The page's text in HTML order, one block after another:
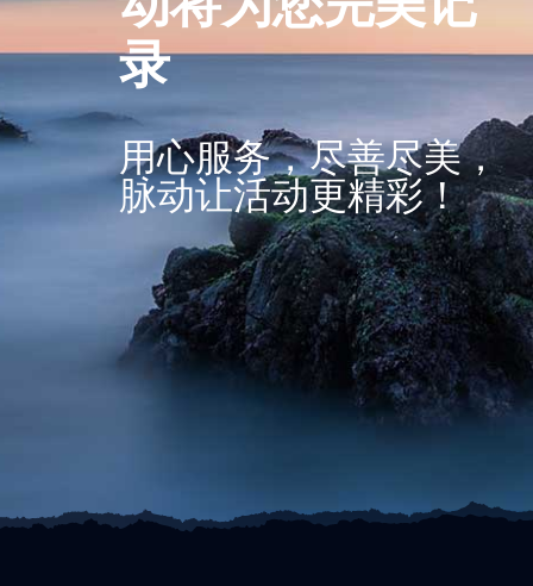
录
用心服务，尽善尽美，
脉动让活动更精彩！